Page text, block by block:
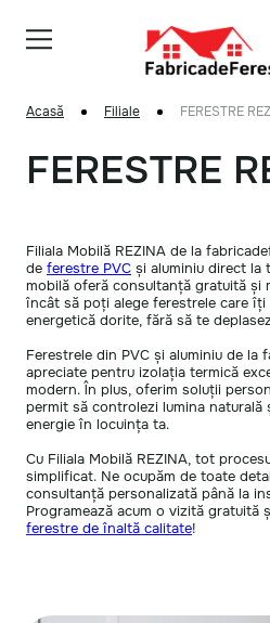
Acasă Filiale FERESTRE
FERESTRE
Filiala Mobilă REZINA de la
de ferestre PVC și aluminiu direct la
mobilă oferă consultanță gratuită și
încât să poți alege ferestrele care
energetică dorite, fără să te
Ferestrele din PVC și aluminiu de la
apreciate pentru izolația termică
modern. În plus, oferim soluții
permit să controlezi lumina naturală
energie în locuința ta.
Cu Filiala Mobilă REZINA, tot
simplificat. Ne ocupăm de toate
consultanță personalizată până la
Programează acum o vizită
ferestre de înaltă calitate!